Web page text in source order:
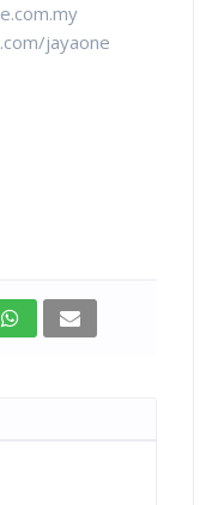
jayaone